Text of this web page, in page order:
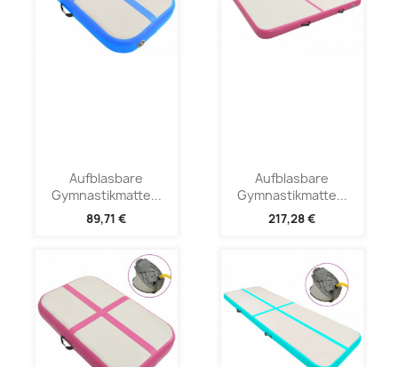
Aufblasbare
Gymnastikmatte...
89,71 €
Aufblasbare
Gymnastikmatte...
217,28 €